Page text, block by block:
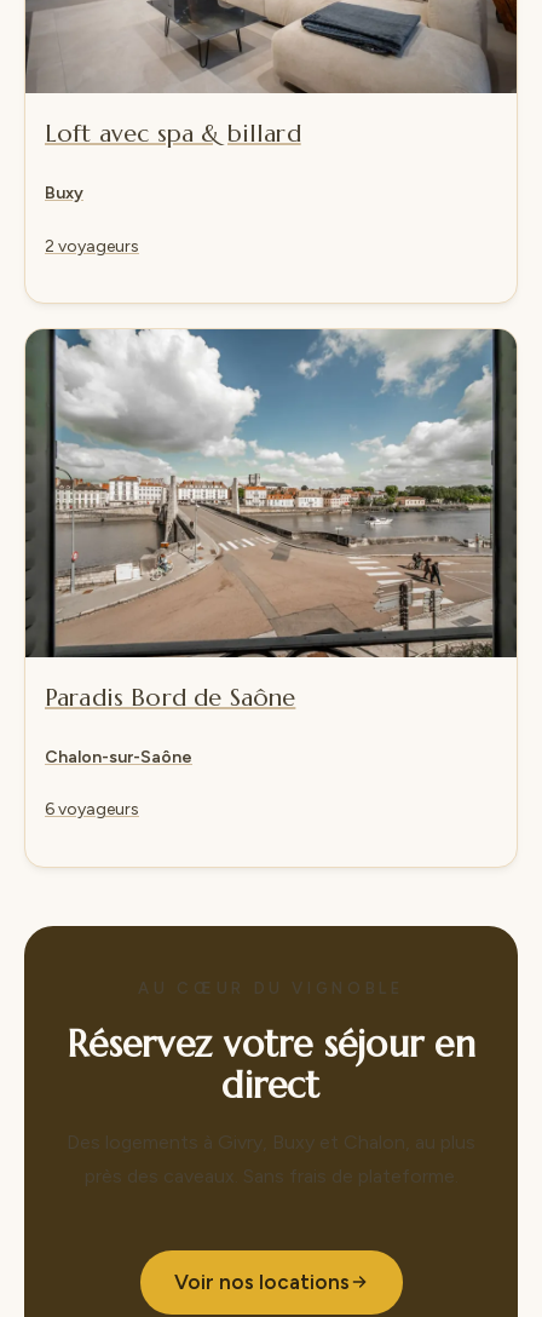
Loft avec spa & billard
Buxy
2 voyageurs
Paradis Bord de Saône
Chalon-sur-Saône
6 voyageurs
AU CŒUR DU VIGNOBLE
Réservez votre séjour en
direct
Des logements à Givry, Buxy et Chalon, au plus
près des caveaux. Sans frais de plateforme.
Voir nos locations